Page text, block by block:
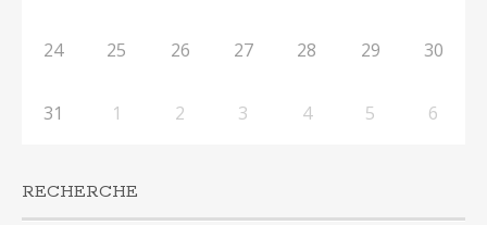
24 25 26 27 28 29 30
31 1 2 3 4 5 6
RECHERCHE